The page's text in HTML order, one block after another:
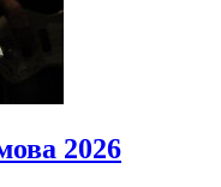
2026